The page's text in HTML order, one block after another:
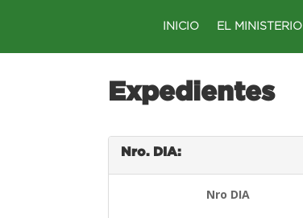
INICIO EL MINISTERIO
Expedientes
Nro. DIA:
Nro DIA